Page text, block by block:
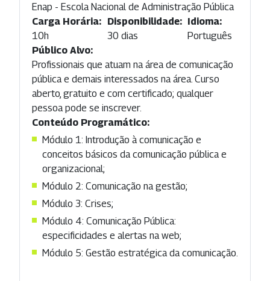
Enap - Escola Nacional de Administração Pública
Carga Horária:
10h
Disponibilidade:
30 dias
Idioma:
Português
Público Alvo:
Profissionais que atuam na área de comunicação
pública e demais interessados na área. Curso
aberto, gratuito e com certificado; qualquer
pessoa pode se inscrever.
Conteúdo Programático:
Módulo 1: Introdução à comunicação e
conceitos básicos da comunicação pública e
organizacional;
Módulo 2: Comunicação na gestão;
Módulo 3: Crises;
Módulo 4: Comunicação Pública:
especificidades e alertas na web;
Módulo 5: Gestão estratégica da comunicação.